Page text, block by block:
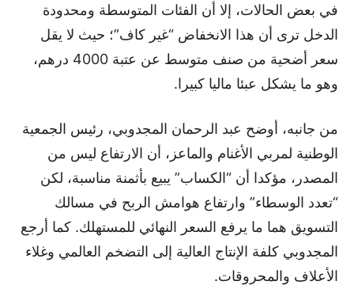
في بعض الحالات، إلا أن الفئات المتوسطة ومحدودة
الدخل ترى أن هذا الانخفاض “غير كاف”؛ حيث لا يقل
سعر أضحية من صنف متوسط عن عتبة 4000 درهم،
وهو ما يشكل عبئا ماليا كبيرا.
من جانبه، أوضح عبد الرحمان المجدوبي، رئيس الجمعية
الوطنية لمربي الأغنام والماعز، أن الارتفاع ليس من
المصدر، مؤكدا أن “الكساب” يبيع بأثمنة مناسبة، لكن
“تعدد الوسطاء” وارتفاع هوامش الربح في مسالك
التسويق هما ما يرفع السعر النهائي للمستهلك. كما أرجع
المجدوبي كلفة الإنتاج العالية إلى التضخم العالمي وغلاء
الأعلاف والمحروقات.